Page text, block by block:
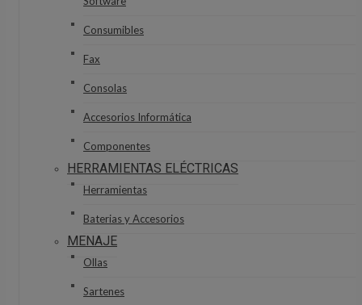
Consumibles
Fax
Consolas
Accesorios Informática
Componentes
HERRAMIENTAS ELÉCTRICAS
Herramientas
Baterias y Accesorios
MENAJE
Ollas
Sartenes